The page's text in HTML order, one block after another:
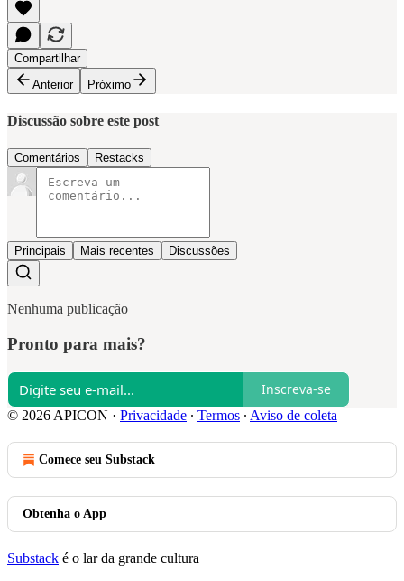
Compartilhar
Anterior
Próximo
Discussão sobre este post
Comentários Restacks
Principais Mais recentes Discussões
Nenhuma publicação
Pronto para mais?
Inscreva-se
© 2026 APICON · Privacidade ∙ Termos ∙ Aviso de coleta
Comece seu Substack
Obtenha o App
Substack é o lar da grande cultura